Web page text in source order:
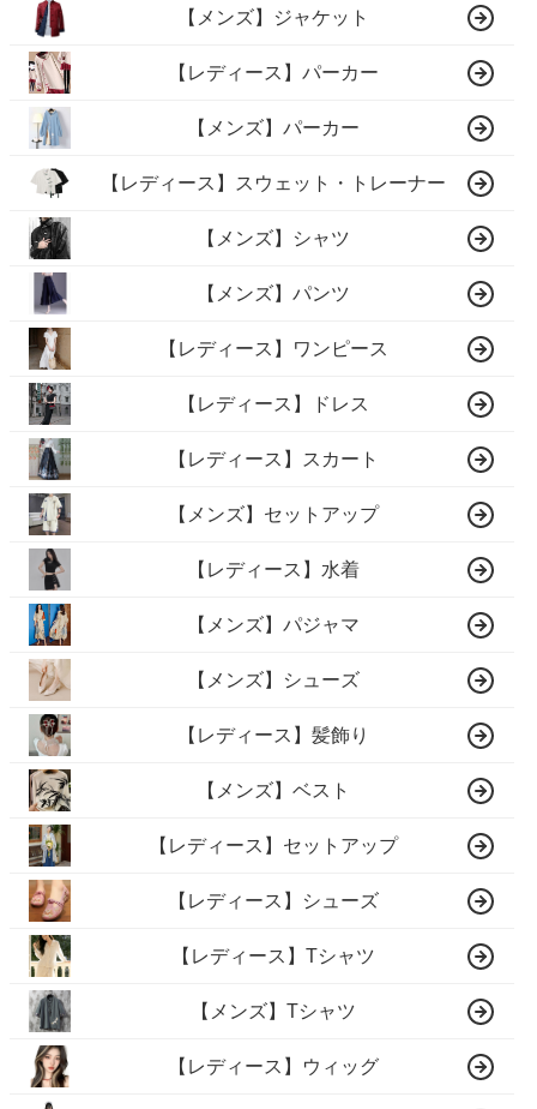
【メンズ】ジャケット
【レディース】パーカー
【メンズ】パーカー
【レディース】スウェット・トレーナー
【メンズ】シャツ
【メンズ】パンツ
【レディース】ワンピース
【レディース】ドレス
【レディース】スカート
【メンズ】セットアップ
【レディース】水着
【メンズ】パジャマ
【メンズ】シューズ
【レディース】髪飾り
【メンズ】ベスト
【レディース】セットアップ
【レディース】シューズ
【レディース】Tシャツ
【メンズ】Tシャツ
【レディース】ウィッグ